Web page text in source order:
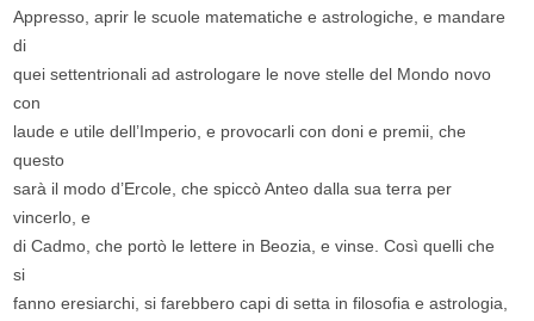
Appresso, aprir le scuole matematiche e astrologiche, e mandare
di
quei settentrionali ad astrologare le nove stelle del Mondo novo
con
laude e utile dell’Imperio, e provocarli con doni e premii, che
questo
sarà il modo d’Ercole, che spiccò Anteo dalla sua terra per
vincerlo, e
di Cadmo, che portò le lettere in Beozia, e vinse. Così quelli che
si
fanno eresiarchi, si farebbero capi di setta in filosofia e astrologia,